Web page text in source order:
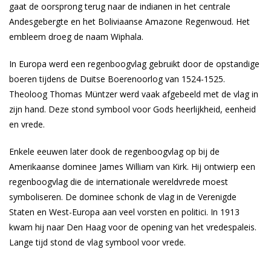
gaat de oorsprong terug naar de indianen in het centrale
Andesgebergte en het Boliviaanse Amazone Regenwoud. Het
embleem droeg de naam Wiphala.
In Europa werd een regenboogvlag gebruikt door de opstandige
boeren tijdens de Duitse Boerenoorlog van 1524-1525.
Theoloog Thomas Müntzer werd vaak afgebeeld met de vlag in
zijn hand. Deze stond symbool voor Gods heerlijkheid, eenheid
en vrede.
Enkele eeuwen later dook de regenboogvlag op bij de
Amerikaanse dominee James William van Kirk. Hij ontwierp een
regenboogvlag die de internationale wereldvrede moest
symboliseren. De dominee schonk de vlag in de Verenigde
Staten en West-Europa aan veel vorsten en politici. In 1913
kwam hij naar Den Haag voor de opening van het vredespaleis.
Lange tijd stond de vlag symbool voor vrede.